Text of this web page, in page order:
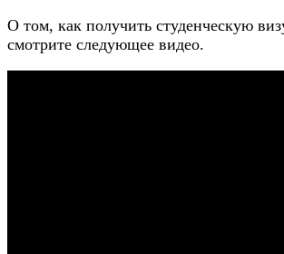
О том, как получить студенческую
смотрите следующее видео.